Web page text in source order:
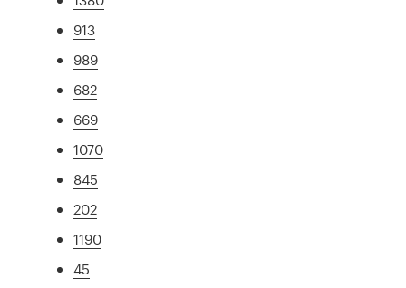
913
989
682
669
1070
845
202
1190
45